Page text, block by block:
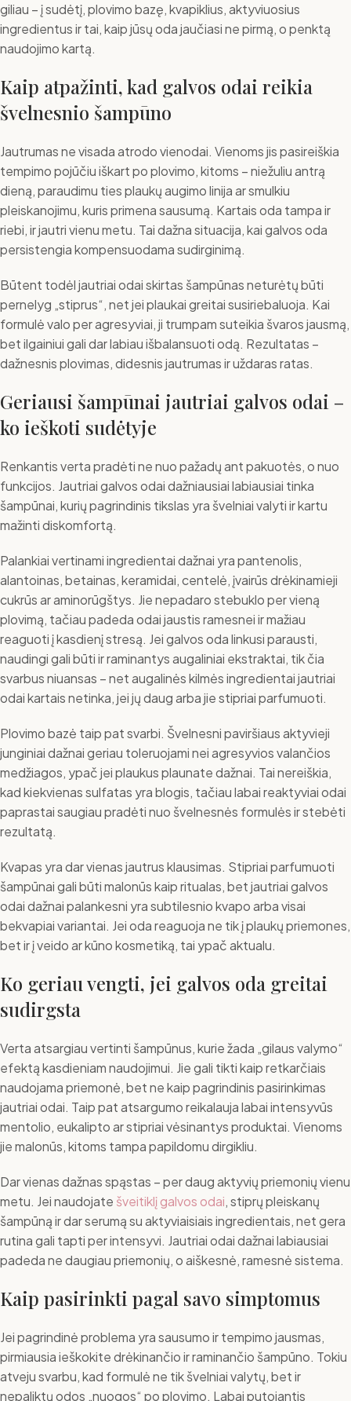
giliau – į sudėtį, plovimo bazę, kvapiklius, aktyviuosius
ingredientus ir tai, kaip jūsų oda jaučiasi ne pirmą, o penktą
naudojimo kartą.
Kaip atpažinti, kad galvos odai reikia
švelnesnio šampūno
Jautrumas ne visada atrodo vienodai. Vienoms jis pasireiškia
tempimo pojūčiu iškart po plovimo, kitoms – niežuliu antrą
dieną, paraudimu ties plaukų augimo linija ar smulkiu
pleiskanojimu, kuris primena sausumą. Kartais oda tampa ir
riebi, ir jautri vienu metu. Tai dažna situacija, kai galvos oda
persistengia kompensuodama sudirginimą.
Būtent todėl jautriai odai skirtas šampūnas neturėtų būti
pernelyg „stiprus“, net jei plaukai greitai susiriebaluoja. Kai
formulė valo per agresyviai, ji trumpam suteikia švaros jausmą,
bet ilgainiui gali dar labiau išbalansuoti odą. Rezultatas –
dažnesnis plovimas, didesnis jautrumas ir uždaras ratas.
Geriausi šampūnai jautriai galvos odai –
ko ieškoti sudėtyje
Renkantis verta pradėti ne nuo pažadų ant pakuotės, o nuo
funkcijos. Jautriai galvos odai dažniausiai labiausiai tinka
šampūnai, kurių pagrindinis tikslas yra švelniai valyti ir kartu
mažinti diskomfortą.
Palankiai vertinami ingredientai dažnai yra pantenolis,
alantoinas, betainas, keramidai, centelė, įvairūs drėkinamieji
cukrūs ar aminorūgštys. Jie nepadaro stebuklo per vieną
plovimą, tačiau padeda odai jaustis ramesnei ir mažiau
reaguoti į kasdienį stresą. Jei galvos oda linkusi parausti,
naudingi gali būti ir raminantys augaliniai ekstraktai, tik čia
svarbus niuansas – net augalinės kilmės ingredientai jautriai
odai kartais netinka, jei jų daug arba jie stipriai parfumuoti.
Plovimo bazė taip pat svarbi. Švelnesni paviršiaus aktyvieji
junginiai dažnai geriau toleruojami nei agresyvios valančios
medžiagos, ypač jei plaukus plaunate dažnai. Tai nereiškia,
kad kiekvienas sulfatas yra blogis, tačiau labai reaktyviai odai
paprastai saugiau pradėti nuo švelnesnės formulės ir stebėti
rezultatą.
Kvapas yra dar vienas jautrus klausimas. Stipriai parfumuoti
šampūnai gali būti malonūs kaip ritualas, bet jautriai galvos
odai dažnai palankesni yra subtilesnio kvapo arba visai
bekvapiai variantai. Jei oda reaguoja ne tik į plaukų priemones,
bet ir į veido ar kūno kosmetiką, tai ypač aktualu.
Ko geriau vengti, jei galvos oda greitai
sudirgsta
Verta atsargiau vertinti šampūnus, kurie žada „gilaus valymo“
efektą kasdieniam naudojimui. Jie gali tikti kaip retkarčiais
naudojama priemonė, bet ne kaip pagrindinis pasirinkimas
jautriai odai. Taip pat atsargumo reikalauja labai intensyvūs
mentolio, eukalipto ar stipriai vėsinantys produktai. Vienoms
jie malonūs, kitoms tampa papildomu dirgikliu.
Dar vienas dažnas spąstas – per daug aktyvių priemonių vienu
metu. Jei naudojate šveitiklį galvos odai, stiprų pleiskanų
šampūną ir dar serumą su aktyviaisiais ingredientais, net gera
rutina gali tapti per intensyvi. Jautriai odai dažnai labiausiai
padeda ne daugiau priemonių, o aiškesnė, ramesnė sistema.
Kaip pasirinkti pagal savo simptomus
Jei pagrindinė problema yra sausumo ir tempimo jausmas,
pirmiausia ieškokite drėkinančio ir raminančio šampūno. Tokiu
atveju svarbu, kad formulė ne tik švelniai valytų, bet ir
nepaliktų odos „nuogos“ po plovimo. Labai putojantis